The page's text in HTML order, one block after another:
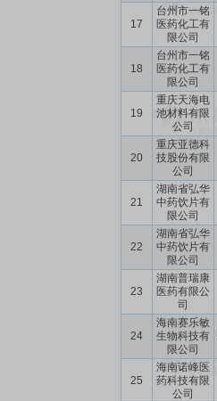
17
台州市一铭
医药化工有
限公司
18
台州市一铭
医药化工有
限公司
19
重庆天海电
池材料有限
公司
20
重庆亚德科
技股份有限
公司
21
湖南省弘华
中药饮片有
限公司
22
湖南省弘华
中药饮片有
限公司
23
湖南普瑞康
医药有限公
司
24
海南赛乐敏
生物科技有
限公司
25
海南诺峰医
药科技有限
公司